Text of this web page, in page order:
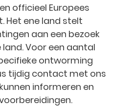
officieel Europees
Het ene land stelt
aan een bezoek
Voor een aantal
ontworming
tijdig contact met ons
informeren en